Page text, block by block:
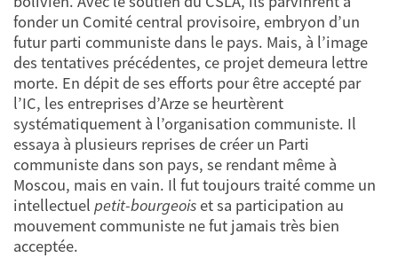
fonder un Comité central provisoire, embryon d’un
futur parti communiste dans le pays. Mais, à l’image
des tentatives précédentes, ce projet demeura lettre
morte. En dépit de ses efforts pour être accepté par
l’IC, les entreprises d’Arze se heurtèrent
systématiquement à l’organisation communiste. Il
essaya à plusieurs reprises de créer un Parti
communiste dans son pays, se rendant même à
Moscou, mais en vain. Il fut toujours traité comme un
intellectuel petit-bourgeois et sa participation au
mouvement communiste ne fut jamais très bien
acceptée.